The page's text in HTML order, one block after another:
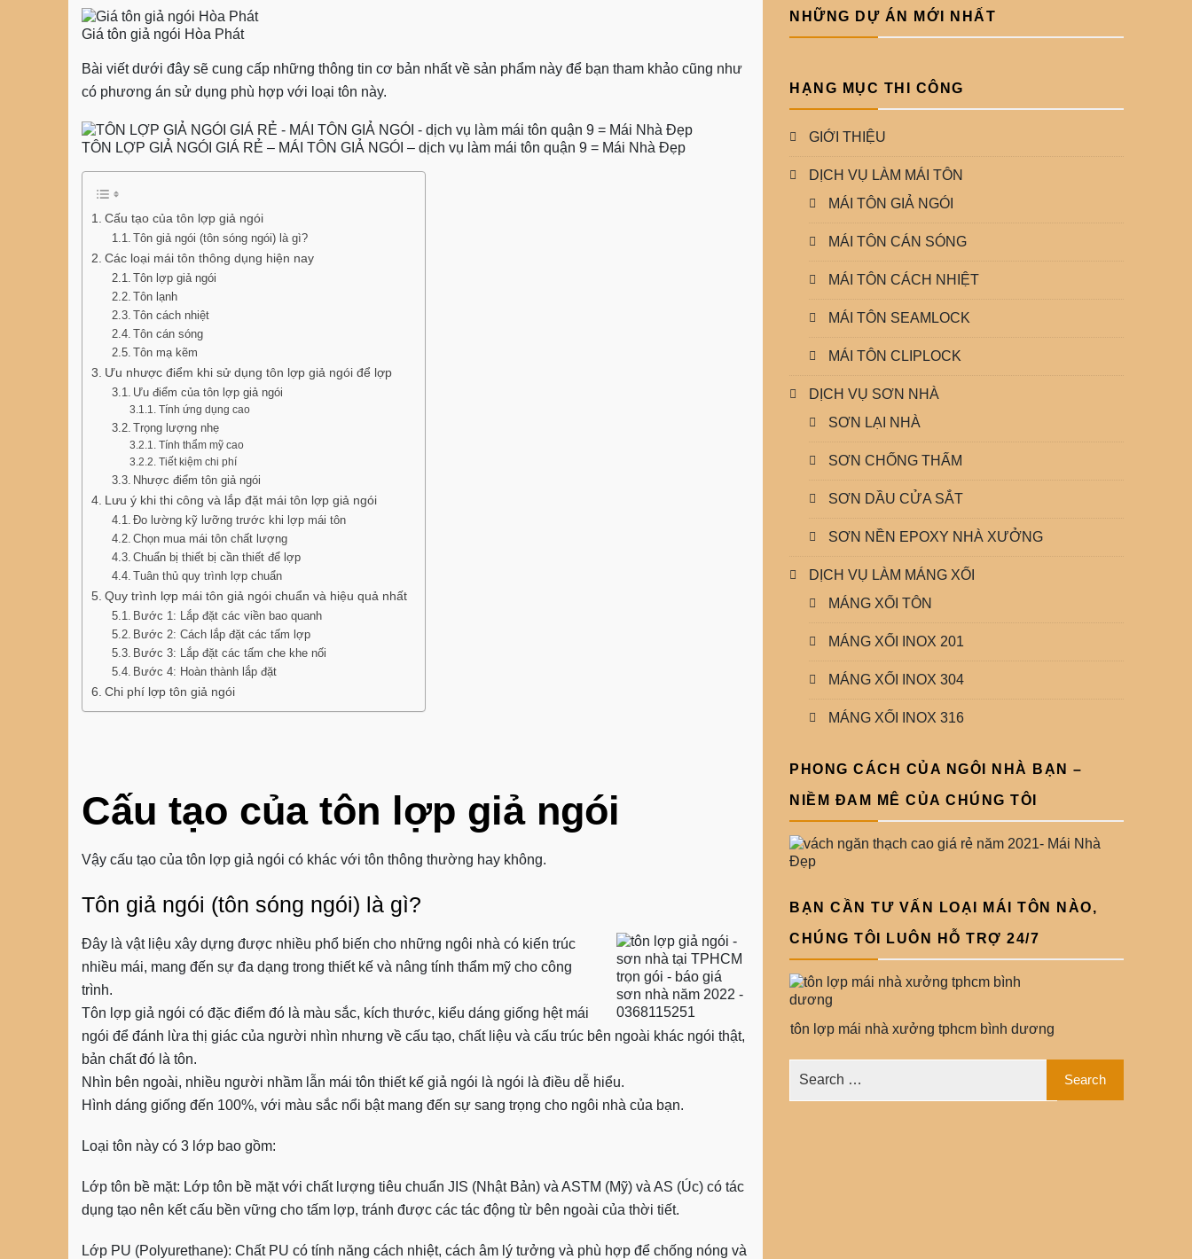
Giá tôn giả ngói Hòa Phát
Bài viết dưới đây sẽ cung cấp những thông tin cơ bản nhất về sản phẩm này để bạn tham khảo cũng như
có phương án sử dụng phù hợp với loại tôn này.
TÔN LỢP GIẢ NGÓI GIÁ RẺ – MÁI TÔN GIẢ NGÓI – dịch vụ làm mái tôn quận 9 = Mái Nhà Đẹp
Cấu tạo của tôn lợp giả ngói
Tôn giả ngói (tôn sóng ngói) là gì?
Các loại mái tôn thông dụng hiện nay
Tôn lợp giả ngói
Tôn lạnh
Tôn cách nhiệt
Tôn cán sóng
Tôn mạ kẽm
Ưu nhược điểm khi sử dụng tôn lợp giả ngói để lợp
Ưu điểm của tôn lợp giả ngói
Tính ứng dụng cao
Trọng lượng nhẹ
Tính thẩm mỹ cao
Tiết kiệm chi phí
Nhược điểm tôn giả ngói
Lưu ý khi thi công và lắp đặt mái tôn lợp giả ngói
Đo lường kỹ lưỡng trước khi lợp mái tôn
Chọn mua mái tôn chất lượng
Chuẩn bị thiết bị cần thiết để lợp
Tuân thủ quy trình lợp chuẩn
Quy trình lợp mái tôn giả ngói chuẩn và hiệu quả nhất
Bước 1: Lắp đặt các viền bao quanh
Bước 2: Cách lắp đặt các tấm lợp
Bước 3: Lắp đặt các tấm che khe nối
Bước 4: Hoàn thành lắp đặt
Chi phí lợp tôn giả ngói
Cấu tạo của tôn lợp giả ngói
Vậy cấu tạo của tôn lợp giả ngói có khác với tôn thông thường hay không.
Tôn giả ngói (tôn sóng ngói) là gì?
Đây là vật liệu xây dựng được nhiều phổ biến cho những ngôi nhà có kiến trúc
nhiều mái, mang đến sự đa dạng trong thiết kế và nâng tính thẩm mỹ cho công
trình.
Tôn lợp giả ngói có đặc điểm đó là màu sắc, kích thước, kiểu dáng giống hệt mái
ngói để đánh lừa thị giác của người nhìn nhưng về cấu tạo, chất liệu và cấu trúc bên ngoài khác ngói thật,
bản chất đó là tôn.
Nhìn bên ngoài, nhiều người nhầm lẫn mái tôn thiết kế giả ngói là ngói là điều dễ hiểu.
Hình dáng giống đến 100%, với màu sắc nổi bật mang đến sự sang trọng cho ngôi nhà của bạn.
Loại tôn này có 3 lớp bao gồm:
Lớp tôn bề mặt: Lớp tôn bề mặt với chất lượng tiêu chuẩn JIS (Nhật Bản) và ASTM (Mỹ) và AS (Úc) có tác
dụng tạo nên kết cấu bền vững cho tấm lợp, tránh được các tác động từ bên ngoài của thời tiết.
Lớp PU (Polyurethane): Chất PU có tính năng cách nhiệt, cách âm lý tưởng và phù hợp để chống nóng và
NHỮNG DỰ ÁN MỚI NHẤT
HẠNG MỤC THI CÔNG
GIỚI THIỆU
DỊCH VỤ LÀM MÁI TÔN
MÁI TÔN GIẢ NGÓI
MÁI TÔN CÁN SÓNG
MÁI TÔN CÁCH NHIỆT
MÁI TÔN SEAMLOCK
MÁI TÔN CLIPLOCK
DỊCH VỤ SƠN NHÀ
SƠN LẠI NHÀ
SƠN CHỐNG THẤM
SƠN DẦU CỬA SẮT
SƠN NỀN EPOXY NHÀ XƯỞNG
DỊCH VỤ LÀM MÁNG XỐI
MÁNG XỐI TÔN
MÁNG XỐI INOX 201
MÁNG XỐI INOX 304
MÁNG XỐI INOX 316
PHONG CÁCH CỦA NGÔI NHÀ BẠN –
NIỀM ĐAM MÊ CỦA CHÚNG TÔI
BẠN CẦN TƯ VẤN LOẠI MÁI TÔN NÀO,
CHÚNG TÔI LUÔN HỖ TRỢ 24/7
tôn lợp mái nhà xưởng tphcm bình dương